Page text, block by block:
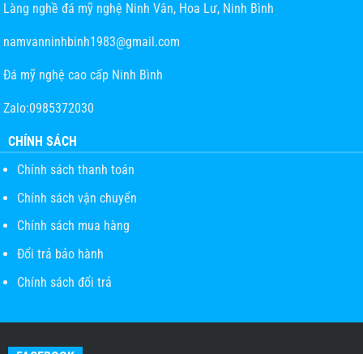
Làng nghề đá mỹ nghệ Ninh Vân, Hoa Lư, Ninh Bình
namvanninhbinh1983@gmail.com
Đá mỹ nghệ cao cấp Ninh Bình
Zalo:0985372030
CHÍNH SÁCH
Chính sách thanh toán
Chính sách vận chuyển
Chính sách mua hàng
Đổi trả bảo hành
Chính sách đổi trả